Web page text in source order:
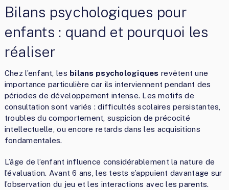
Bilans psychologiques pour
enfants : quand et pourquoi les
réaliser
Chez l’enfant, les bilans psychologiques revêtent une
importance particulière car ils interviennent pendant des
périodes de développement intense. Les motifs de
consultation sont variés : difficultés scolaires persistantes,
troubles du comportement, suspicion de précocité
intellectuelle, ou encore retards dans les acquisitions
fondamentales.
L’âge de l’enfant influence considérablement la nature de
l’évaluation. Avant 6 ans, les tests s’appuient davantage sur
l’observation du jeu et les interactions avec les parents.